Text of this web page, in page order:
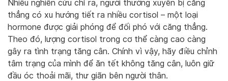
Nhiều nghiên cứu chỉ ra, người thường xuyên bị căng
thẳng có xu hướng tiết ra nhiều cortisol – một loại
hormone được giải phóng để đối phó với căng thẳng.
Theo đó, lượng cortisol trong cơ thể càng cao càng
gây ra tình trạng tăng cân. Chính vì vậy, hãy điều chỉnh
tâm trạng của mình để ăn tết không tăng cân, luôn giữ
đầu óc thoải mãi, thư giãn bên người thân.